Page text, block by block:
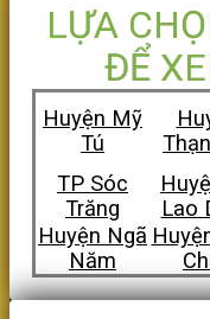
LỰA
ĐỂ
Huyện Mỹ
Tú
TP Sóc
Trăng
Lao
Huyện Ngã
Năm